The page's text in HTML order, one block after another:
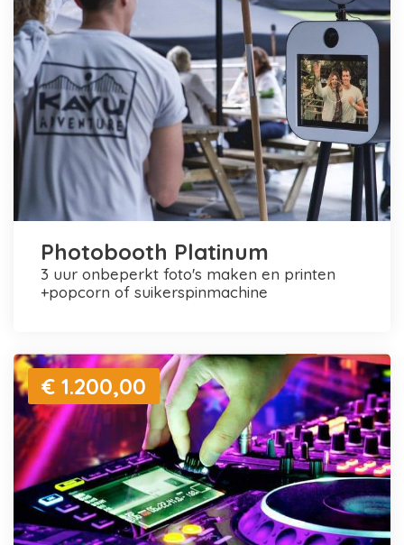
Photobooth Platinum
3 uur onbeperkt foto's maken en printen
+popcorn of suikerspinmachine
€ 1.200,00